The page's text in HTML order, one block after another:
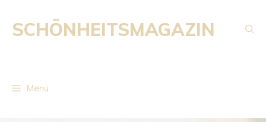
Inhalt
springen
SCHÖNHEITSMAGAZIN
Menü